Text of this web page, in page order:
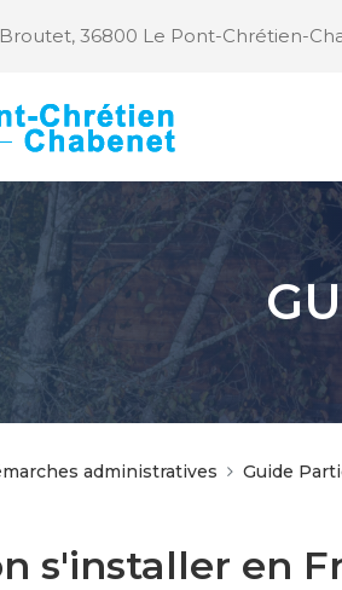
36800 Le Pont-Chrétien-
administratives Guide
s'installer en